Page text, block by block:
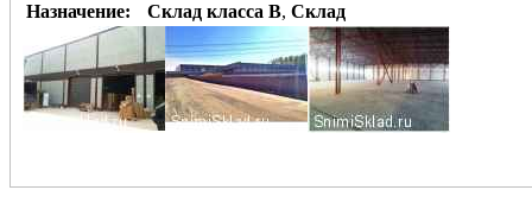
Назначение:
Склад класса B, Склад